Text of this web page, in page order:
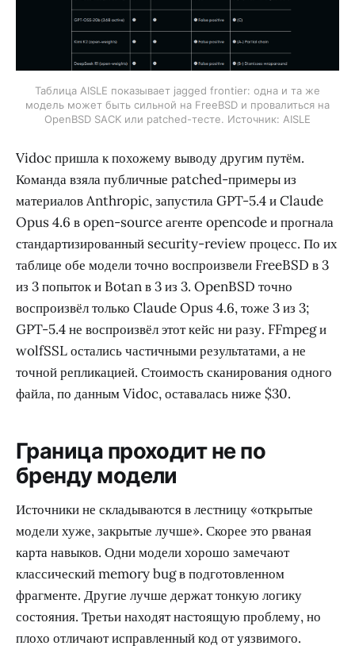
Таблица AISLE показывает jagged frontier: одна и та же
модель может быть сильной на FreeBSD и провалиться на
OpenBSD SACK или patched-тесте. Источник: AISLE
Vidoc пришла к похожему выводу другим путём.
Команда взяла публичные patched-примеры из
материалов Anthropic, запустила GPT-5.4 и Claude
Opus 4.6 в open-source агенте opencode и прогнала
стандартизированный security-review процесс. По их
таблице обе модели точно воспроизвели FreeBSD в 3
из 3 попыток и Botan в 3 из 3. OpenBSD точно
воспроизвёл только Claude Opus 4.6, тоже 3 из 3;
GPT-5.4 не воспроизвёл этот кейс ни разу. FFmpeg и
wolfSSL остались частичными результатами, а не
точной репликацией. Стоимость сканирования одного
файла, по данным Vidoc, оставалась ниже $30.
Граница проходит не по
бренду модели
Источники не складываются в лестницу «открытые
модели хуже, закрытые лучше». Скорее это рваная
карта навыков. Одни модели хорошо замечают
классический memory bug в подготовленном
фрагменте. Другие лучше держат тонкую логику
состояния. Третьи находят настоящую проблему, но
плохо отличают исправленный код от уязвимого.